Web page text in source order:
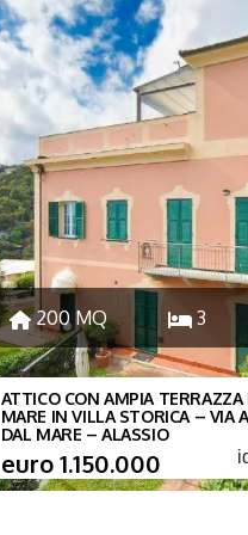
200 MQ 3
ATTICO CON AMPIA TERRAZZA
MARE IN VILLA STORICA – VIA
DAL MARE – ALASSIO
euro 1.150.000